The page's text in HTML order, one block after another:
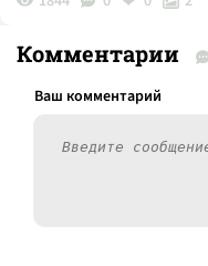
Комментарии